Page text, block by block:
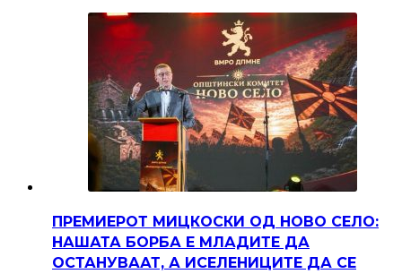
ПРЕМИЕРОТ МИЦКОСКИ ОД НОВО СЕЛО:
НАШАТА БОРБА Е МЛАДИТЕ ДА
ОСТАНУВААТ, А ИСЕЛЕНИЦИТЕ ДА СЕ